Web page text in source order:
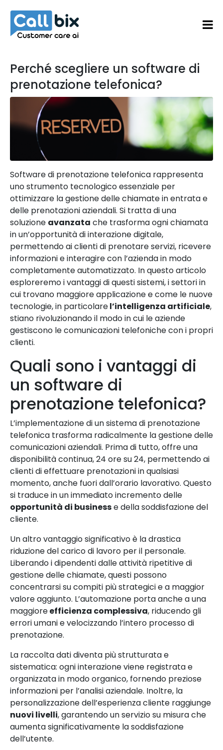
Perché scegliere un software di
prenotazione telefonica?
Software di prenotazione telefonica rappresenta
uno strumento tecnologico essenziale per
ottimizzare la gestione delle chiamate in entrata e
delle prenotazioni aziendali. Si tratta di una
soluzione avanzata che trasforma ogni chiamata
in un’opportunità di interazione digitale,
permettendo ai clienti di prenotare servizi, ricevere
informazioni e interagire con l’azienda in modo
completamente automatizzato. In questo articolo
esploreremo i vantaggi di questi sistemi, i settori in
cui trovano maggiore applicazione e come le nuove
tecnologie, in particolarel’intelligenza artificiale,
stiano rivoluzionando il modo in cui le aziende
gestiscono le comunicazioni telefoniche con i propri
clienti.
Quali sono i vantaggi di
un software di
prenotazione telefonica?
L’implementazione di un sistema di prenotazione
telefonica trasforma radicalmente la gestione delle
comunicazioni aziendali. Prima di tutto, offre una
disponibilità continua, 24 ore su 24, permettendo ai
clienti di effettuare prenotazioni in qualsiasi
momento, anche fuori dall’orario lavorativo. Questo
si traduce in un immediato incremento delle
opportunità di businesse della soddisfazione del
cliente.
Un altro vantaggio significativo è la drastica
riduzione del carico di lavoro per il personale.
Liberando i dipendenti dalle attività ripetitive di
gestione delle chiamate, questi possono
concentrarsi su compiti più strategici e a maggior
valore aggiunto. L’automazione porta anche a una
maggioreefficienza complessiva, riducendo gli
errori umani e velocizzando l’intero processo di
prenotazione.
La raccolta dati diventa più strutturata e
sistematica: ogni interazione viene registrata e
organizzata in modo organico, fornendo preziose
informazioni per l’analisi aziendale. Inoltre, la
personalizzazione dell’esperienza cliente raggiunge
nuovi livelli, garantendo un servizio su misura che
aumenta significativamente la soddisfazione
dell’utente.